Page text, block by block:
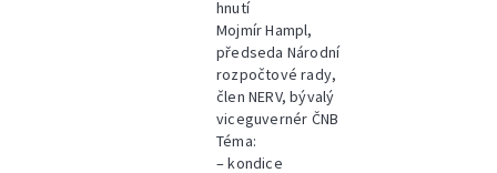
hnutí
Mojmír Hampl,
předseda Národní
rozpočtové rady,
člen NERV, bývalý
viceguvernér ČNB
Téma:
– kondice